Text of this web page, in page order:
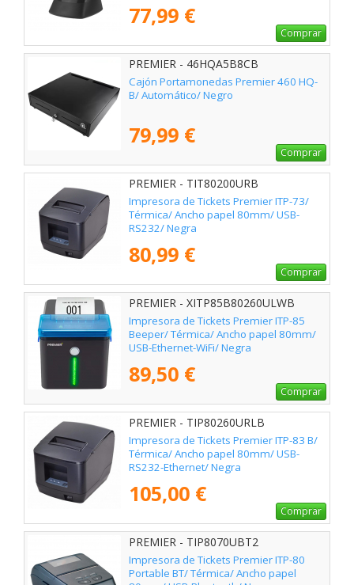
77,99 €
Comprar
PREMIER - 46HQA5B8CB
Cajón Portamonedas Premier 460 HQ-
B/ Automático/ Negro
79,99 €
Comprar
PREMIER - TIT80200URB
Impresora de Tickets Premier ITP-73/
Térmica/ Ancho papel 80mm/ USB-
RS232/ Negra
80,99 €
Comprar
PREMIER - XITP85B80260ULWB
Impresora de Tickets Premier ITP-85
Beeper/ Térmica/ Ancho papel 80mm/
USB-Ethernet-WiFi/ Negra
89,50 €
Comprar
PREMIER - TIP80260URLB
Impresora de Tickets Premier ITP-83 B/
Térmica/ Ancho papel 80mm/ USB-
RS232-Ethernet/ Negra
105,00 €
Comprar
PREMIER - TIP8070UBT2
Impresora de Tickets Premier ITP-80
Portable BT/ Térmica/ Ancho papel